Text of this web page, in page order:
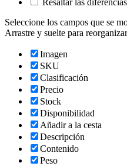
Seleccione los campos que se
Arrastre y suelte para
Imagen
SKU
Clasificación
Precio
Stock
Disponibilidad
Añadir a la cesta
Descripción
Contenido
Peso